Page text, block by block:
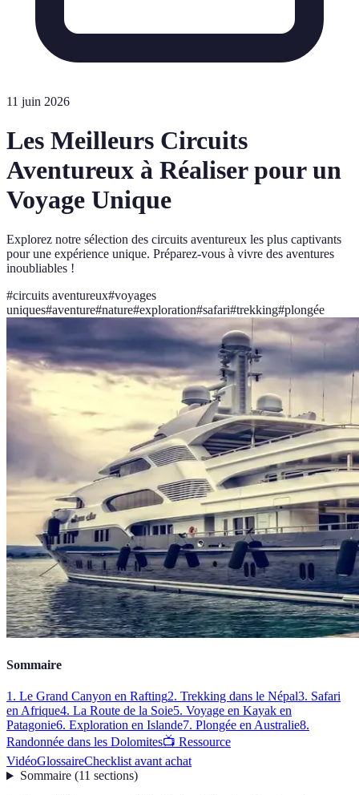
11 juin 2026
Les Meilleurs Circuits
Aventureux à Réaliser pour un
Voyage Unique
Explorez notre sélection des circuits aventureux les plus captivants
pour une expérience unique. Préparez-vous à vivre des aventures
inoubliables !
#circuits aventureux#voyages
uniques#aventure#nature#exploration#safari#trekking#plongée
Sommaire
1. Le Grand Canyon en Rafting2. Trekking dans le Népal3. Safari
en Afrique4. La Route de la Soie5. Voyage en Kayak en
Patagonie6. Exploration en Islande7. Plongée en Australie8.
Randonnée dans les Dolomites📺 Ressource
VidéoGlossaireChecklist avant achat
Sommaire(11 sections)